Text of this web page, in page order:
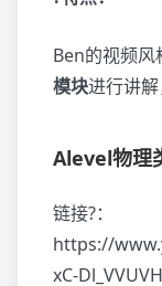
Ben的视频风
模块进行讲解
Alevel物理
链接?：
https://
xC-